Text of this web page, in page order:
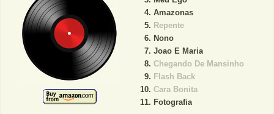
Amazonas
Repente
Nono
Joao E Maria
Chegando De Mansinho
Flash Back
Cara Bonita
Fotografia